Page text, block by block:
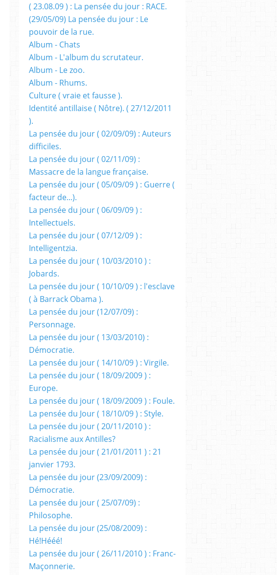
( 23.08.09 ) : La pensée du jour : RACE.
(29/05/09) La pensée du jour : Le
pouvoir de la rue.
Album - Chats
Album - L'album du scrutateur.
Album - Le zoo.
Album - Rhums.
Culture ( vraie et fausse ).
Identité antillaise ( Nôtre). ( 27/12/2011
).
La pensée du jour ( 02/09/09) : Auteurs
difficiles.
La pensée du jour ( 02/11/09) :
Massacre de la langue française.
La pensée du jour ( 05/09/09 ) : Guerre (
facteur de...).
La pensée du jour ( 06/09/09 ) :
Intellectuels.
La pensée du jour ( 07/12/09 ) :
Intelligentzia.
La pensée du jour ( 10/03/2010 ) :
Jobards.
La pensée du jour ( 10/10/09 ) : l'esclave
( à Barrack Obama ).
La pensée du jour (12/07/09) :
Personnage.
La pensée du jour ( 13/03/2010) :
Démocratie.
La pensée du jour ( 14/10/09 ) : Virgile.
La pensée du jour ( 18/09/2009 ) :
Europe.
La pensée du jour ( 18/09/2009 ) : Foule.
La pensée du Jour ( 18/10/09 ) : Style.
La pensée du jour ( 20/11/2010 ) :
Racialisme aux Antilles?
La pensée du jour ( 21/01/2011 ) : 21
janvier 1793.
La pensée du jour (23/09/2009) :
Démocratie.
La pensée du jour ( 25/07/09) :
Philosophe.
La pensée du jour (25/08/2009) :
Hé!Hééé!
La pensée du jour ( 26/11/2010 ) : Franc-
Maçonnerie.